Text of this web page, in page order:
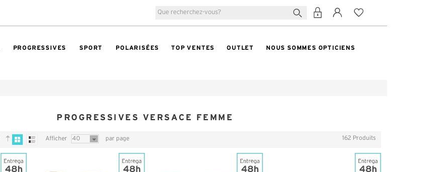
PROGRESSIVES SPORT POLARISÉES TOP VENTES OUTLET NOUS SOMMES OPTICIENS
PROGRESSIVES VERSACE FEMME
Afficher 40 par page 162 Produits